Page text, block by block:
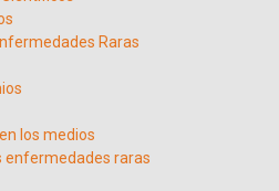
Raras
los medios
enfermedades raras